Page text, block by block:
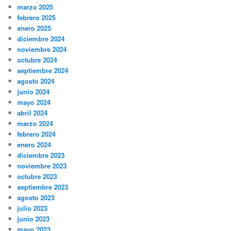
marzo 2025
febrero 2025
enero 2025
diciembre 2024
noviembre 2024
octubre 2024
septiembre 2024
agosto 2024
junio 2024
mayo 2024
abril 2024
marzo 2024
febrero 2024
enero 2024
diciembre 2023
noviembre 2023
octubre 2023
septiembre 2023
agosto 2023
julio 2023
junio 2023